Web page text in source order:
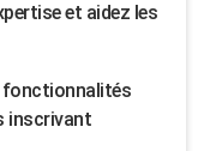
et aidez les
fonctionnalités
inscrivant